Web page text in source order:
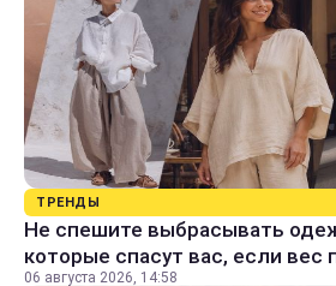
ТРЕНДЫ
Не спешите выбрасывать
которые спасут вас, если вес
06 августа 2026, 14:58